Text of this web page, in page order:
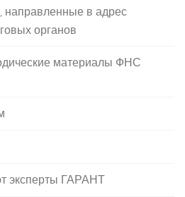
в адрес
органов
материалы ФНС
эксперты ГАРАНТ